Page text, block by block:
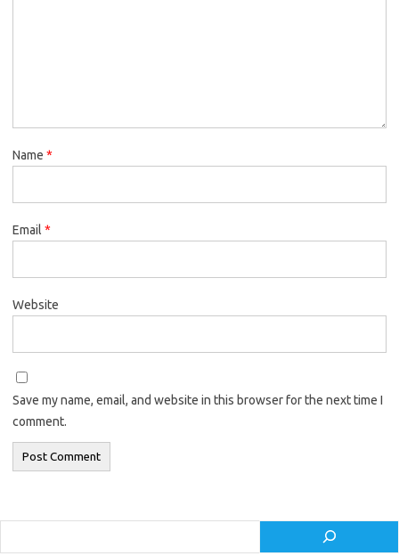
Name *
Email *
Website
Save my name, email, and website in this browser for the next time I
comment.